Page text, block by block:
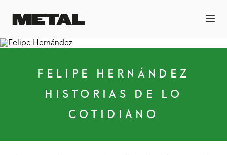
FELIPE HERNÁNDEZ
HISTORIAS DE LO
COTIDIANO